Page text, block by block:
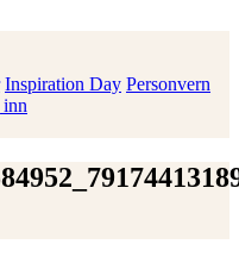
Inspiration Day Personvern